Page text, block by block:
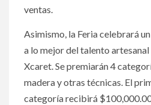
ventas.
Asimismo, la Feria celebrará
a lo mejor del talento
Xcaret. Se premiarán 4
madera y otras técnicas. El
categoría recibirá